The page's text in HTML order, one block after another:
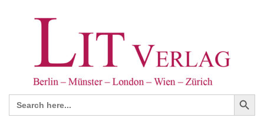
Search
for:
Search Button